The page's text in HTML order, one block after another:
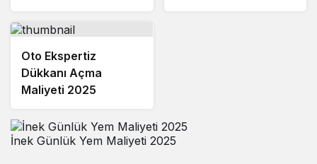
Oto Ekspertiz
Dükkanı Açma
Maliyeti 2025
İnek Günlük Yem Maliyeti 2025